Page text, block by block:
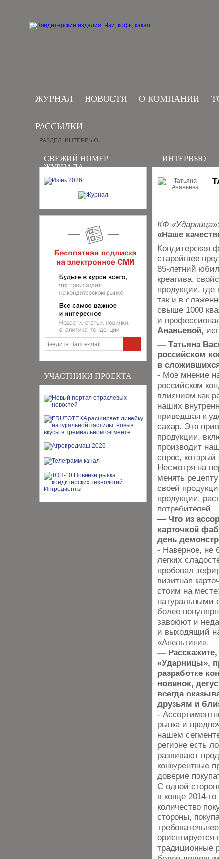
ЖУРНАЛ НОВОСТИ О КОМПАНИИ
РАССЫЛКИ
СВЕЖИЙ НОМЕР
ЖУРНАЛА
УЧАСТНИКИ ПРОЕКТА
РАЗДЕЛ: ИНТЕРВЬЮ
ИНТЕРВЬЮ
КФ «Ударница»:
«Наше
Кондитерская
старейшее
85-летний
креатива,
продукции, где
так и в
свыше 1000
и
Ананьевой,
— Татьяна
российском
в
- Мое мнение
российском
влиянием как
наших
приведшая к
сахар. Это
продукции,
производит
спрос,
Несмотря на
менять
своей
продукции,
потребителей.
— Что из
карточкой
день
- Наверное, не
легких
пробовал
визитная
стоим на
натуральными
более
завоюют и
и выходящий
«Апельтини».
—
«Ударницы»,
разработке
новинок,
всегда
друзьям и
-
рынка и
нашем
регионе есть
развивают
конкурентные
доверие
С одной
в конце 2014-
количество
стороны,
ориентируется
традиционные